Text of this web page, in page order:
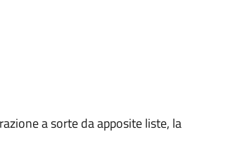
a sorte da apposite liste, la